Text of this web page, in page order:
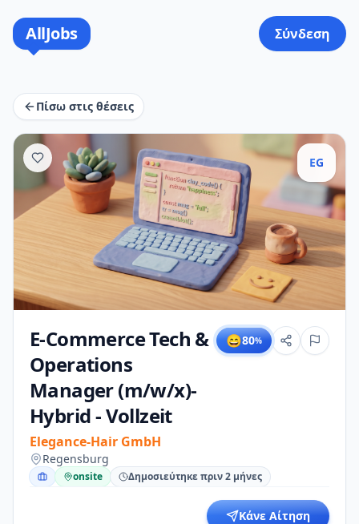
AllJobs Σύνδεση
Πίσω στις θέσεις
EG
E-Commerce Tech &
Operations
Manager (m/w/x)-
Hybrid - Vollzeit
Elegance-Hair GmbH
😄80%
Regensburg
onsite Δημοσιεύτηκε πριν 2 μήνες
Κάνε Αίτηση